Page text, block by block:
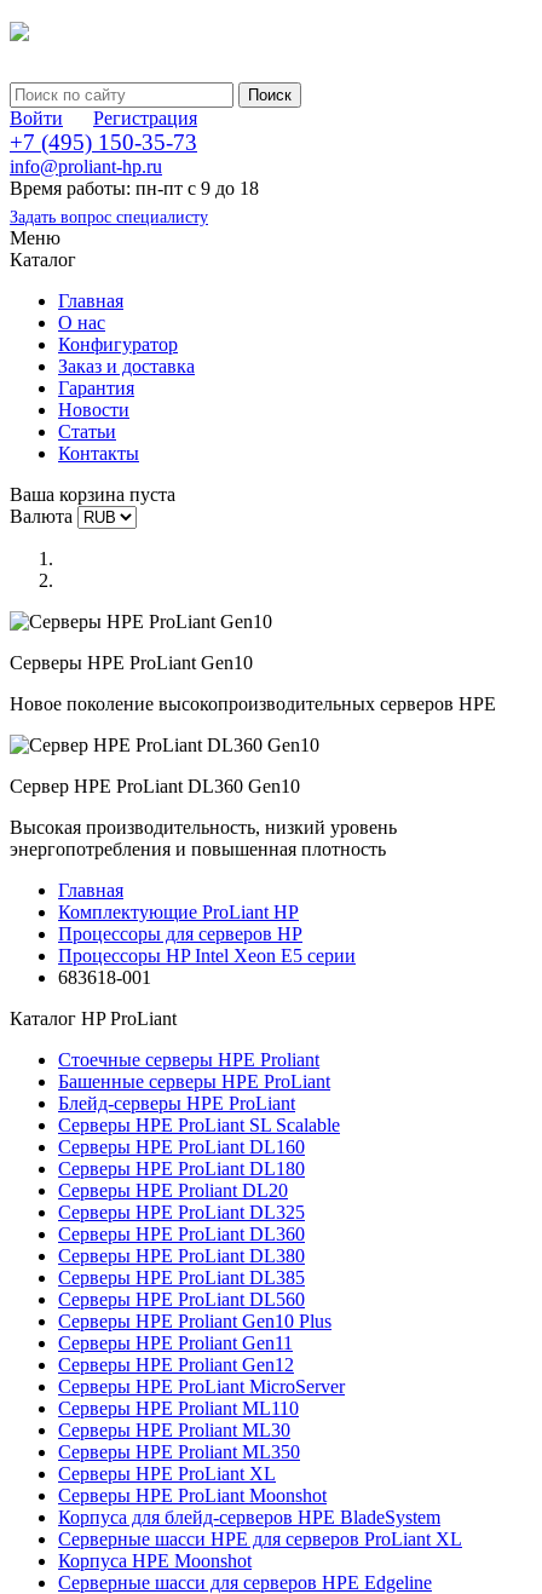
Войти Регистрация
+7 (495) 150-35-73
info@proliant-hp.ru
Время работы: пн-пт с 9 до 18
Задать вопрос специалисту
Меню
Каталог
Главная
О нас
Конфигуратор
Заказ и доставка
Гарантия
Новости
Статьи
Контакты
Ваша корзина пуста
Валюта
Серверы HPE ProLiant Gen10
Новое поколение высокопроизводительных серверов HPE
Сервер HPE ProLiant DL360 Gen10
Высокая производительность, низкий уровень
энергопотребления и повышенная плотность
Главная
Комплектующие ProLiant HP
Процессоры для серверов HP
Процессоры HP Intel Xeon E5 серии
683618-001
Каталог HP ProLiant
Стоечные серверы HPE Proliant
Башенные серверы HPE ProLiant
Блейд-серверы HPE ProLiant
Серверы HPE ProLiant SL Scalable
Серверы HPE ProLiant DL160
Серверы HPE ProLiant DL180
Серверы HPE Proliant DL20
Серверы HPE ProLiant DL325
Серверы HPE ProLiant DL360
Серверы HPE ProLiant DL380
Серверы HPE ProLiant DL385
Серверы HPE ProLiant DL560
Серверы HPE Proliant Gen10 Plus
Серверы HPE Proliant Gen11
Серверы HPE Proliant Gen12
Серверы HPE ProLiant MicroServer
Серверы HPE Proliant ML110
Серверы HPE Proliant ML30
Серверы HPE Proliant ML350
Серверы HPE ProLiant XL
Серверы HPE ProLiant Moonshot
Корпуса для блейд-серверов HPE BladeSystem
Серверные шасси HPE для серверов ProLiant XL
Корпуса HPE Moonshot
Серверные шасси для серверов HPE Edgeline